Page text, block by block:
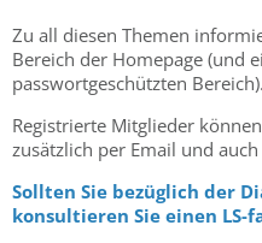
Zu all diesen Themen
Bereich der Homepage (und
passwortgeschützten Bereich).
Registrierte Mitglieder
zusätzlich per Email und
Sollten Sie bezüglich der
konsultieren Sie einen LS-